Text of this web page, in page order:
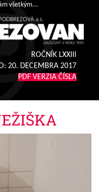
všetkým...
ROČNÍK LXXIII
20. DECEMBRA 2017
PDF VERZIA ČÍSLA